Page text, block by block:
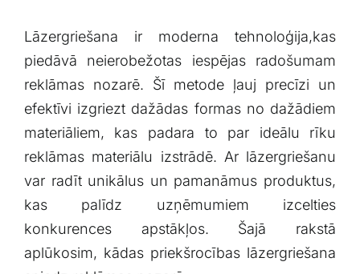
Lāzergriešana ir​ moderna tehnoloģija,kas
piedāvā neierobežotas iespējas radošumam
reklāmas nozarē. Šī metode ‌ļauj precīzi un
efektīvi⁣ izgriezt dažādas ⁢formas no dažādiem
materiāliem, kas padara to ⁤par⁢ ideālu rīku
⁣reklāmas materiālu izstrādē. Ar lāzergriešanu‌
var radīt unikālus un pamanāmus produktus,⁤
kas palīdz ‍uzņēmumiem izcelties
konkurences apstākļos. Šajā rakstā⁢
aplūkosim, kādas priekšrocības ‍lāzergriešana